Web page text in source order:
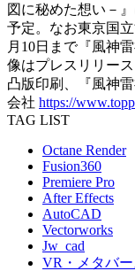
図に秘めた想い－
予定。なお東京国
月10日まで『風神
像はプレスリリー
凸版印刷、『風神
会社 https://
TAG LIST
Octane Render
Fusion360
Premiere Pro
After Effects
AutoCAD
Vectorworks
Jw_cad
VR・メタバ